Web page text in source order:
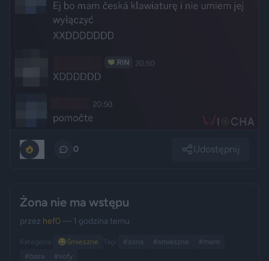
0 Udostępnij
Żona nie ma wstępu
przez hef0 — 1 godzina temu
Kategoria: 😂Śmieszne Tagi: #żona #smieszne
#mem
#baza
#sofy